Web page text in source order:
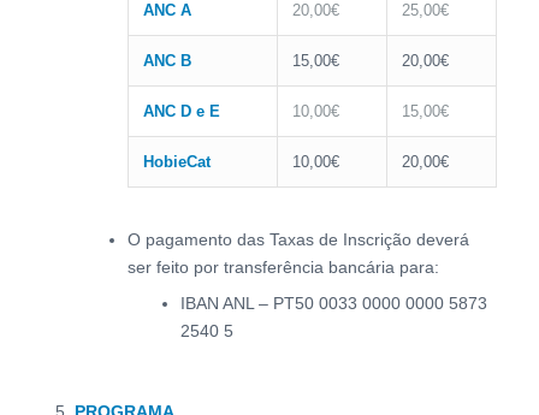
ANC A 20,00€ 25,00€
ANC B 15,00€ 20,00€
ANC D e E 10,00€ 15,00€
HobieCat 10,00€ 20,00€
O pagamento das Taxas de Inscrição deverá
ser feito por transferência bancária para:
IBAN ANL – PT50 0033 0000 0000 5873
2540 5